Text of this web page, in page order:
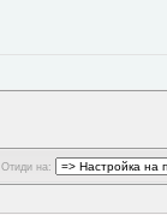
Отиди на: